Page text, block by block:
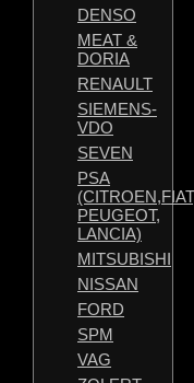
DENSO
MEAT &
DORIA
RENAULT
SIEMENS-
VDO
SEVEN
PSA
PEUGEOT,
LANCIA)
MITSUBISHI
NISSAN
FORD
SPM
VAG